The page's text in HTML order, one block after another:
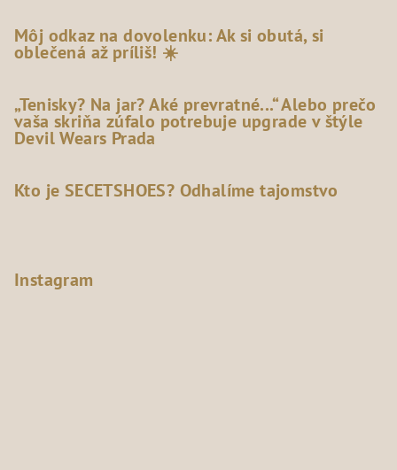
Môj odkaz na dovolenku: Ak si obutá, si
oblečená až príliš! ☀️
„Tenisky? Na jar? Aké prevratné...“ Alebo prečo
vaša skriňa zúfalo potrebuje upgrade v štýle
Devil Wears Prada
Kto je SECETSHOES? Odhalíme tajomstvo
Instagram